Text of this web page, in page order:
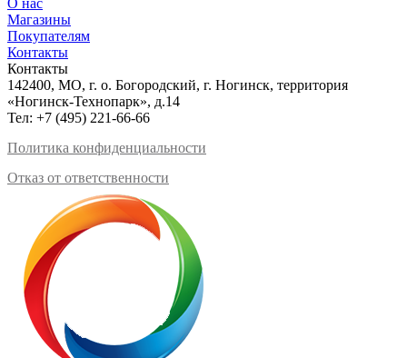
Магазины
Покупателям
Контакты
Контакты
142400, МО, г. о. Богородский, г. Ногинск, территория
«Ногинск-Технопарк», д.14
Тел: +7 (495) 221-66-66
Политика конфиденциальности
Отказ от ответственности